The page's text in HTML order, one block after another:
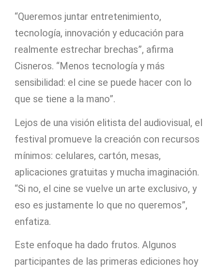
“Queremos juntar entretenimiento,
tecnología, innovación y educación para
realmente estrechar brechas”, afirma
Cisneros. “Menos tecnología y más
sensibilidad: el cine se puede hacer con lo
que se tiene a la mano”.
Lejos de una visión elitista del audiovisual, el
festival promueve la creación con recursos
mínimos: celulares, cartón, mesas,
aplicaciones gratuitas y mucha imaginación.
“Si no, el cine se vuelve un arte exclusivo, y
eso es justamente lo que no queremos”,
enfatiza.
Este enfoque ha dado frutos. Algunos
participantes de las primeras ediciones hoy